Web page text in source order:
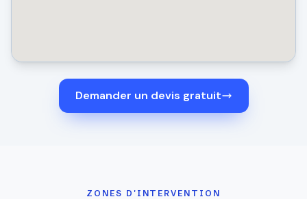
Demander un devis gratuit
ZONES D'INTERVENTION